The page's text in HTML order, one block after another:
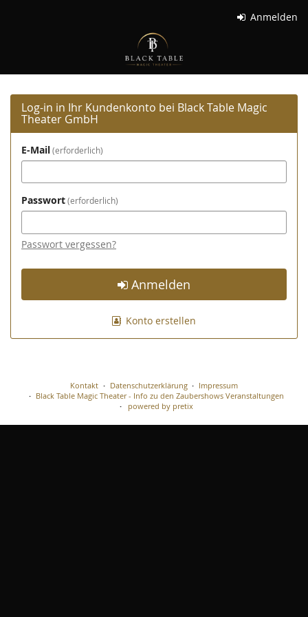
Anmelden
Table
Magic
Theater
GmbH
Log-in in Ihr Kundenkonto bei Black Table Magic
Theater GmbH
E-Mail erforderlich
Passwort erforderlich
Passwort vergessen?
Anmelden
Konto erstellen
Kontakt Datenschutzerklärung
Impressum
Black Table Magic Theater - Info zu den Zaubershows Veranstaltungen
powered by pretix